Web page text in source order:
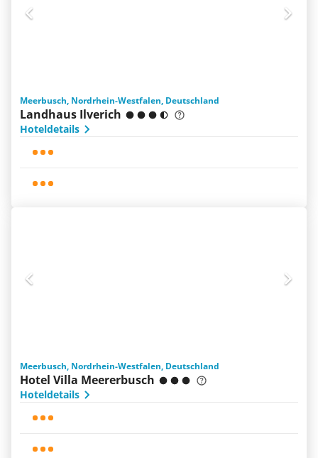
Meerbusch, Nordrhein-Westfalen, Deutschland
Landhaus Ilverich
Hoteldetails
Meerbusch, Nordrhein-Westfalen, Deutschland
Hotel Villa Meererbusch
Hoteldetails